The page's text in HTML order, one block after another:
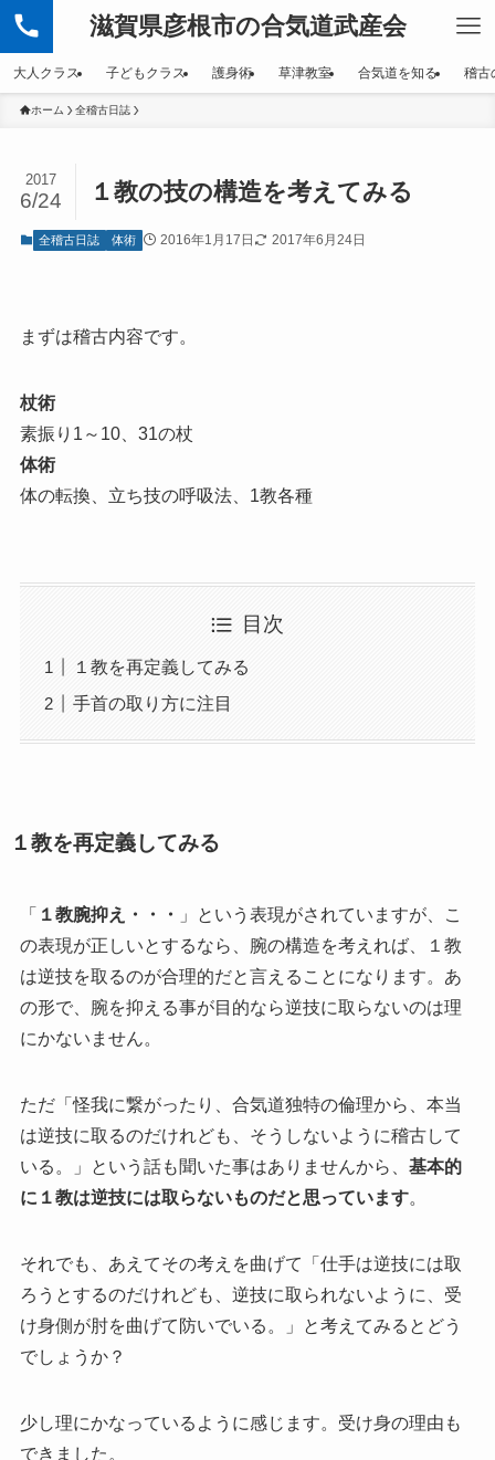
滋賀県彦根市の合気道武産会
大人クラス 子どもクラス 護身術 草津教室 合気道を知る 稽古
ホーム 全稽古日誌
１教の技の構造を考えてみる
2017
6/24
全稽古日誌 体術 2016年1月17日 2017年6月24日
まずは稽古内容です。
杖術
素振り1～10、31の杖
体術
体の転換、立ち技の呼吸法、1教各種
目次
１教を再定義してみる
手首の取り方に注目
１教を再定義してみる
「 １教腕抑え・・・
」という表現がされていますが、こ
の表現が正しいとするなら、腕の構造を考えれば、１教
は逆技を取るのが合理的だと言えることになります。あ
の形で、腕を抑える事が目的なら逆技に取らないのは理
にかないません。
ただ「怪我に繋がったり、合気道独特の倫理から、本当
は逆技に取るのだけれども、そうしないように稽古して
いる。」という話も聞いた事はありませんから、 基本的
に１教は逆技には取らないものだと思っています。
それでも、あえてその考えを曲げて「仕手は逆技には取
ろうとするのだけれども、逆技に取られないように、受
け身側が肘を曲げて防いでいる。」と考えてみるとどう
でしょうか？
少し理にかなっているように感じます。受け身の理由も
できました。